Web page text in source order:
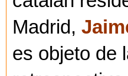
Madrid,
es objeto de